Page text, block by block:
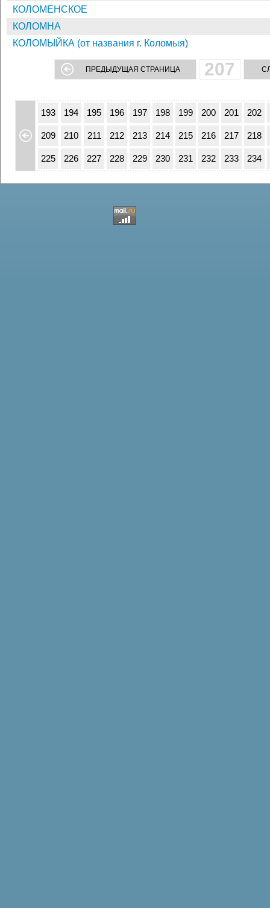
КОЛОМЕНСКОЕ
КОЛОМНА
КОЛОМЫЙКА (от названия г. Коломыя)
ПРЕДЫДУЩАЯ СТРАНИЦА 207
176
193 194 195 196 197 198 199 200 201 202
209 210 211 212 213 214 215 216 217 218
225 226 227 228 229 230 231 232 233 234